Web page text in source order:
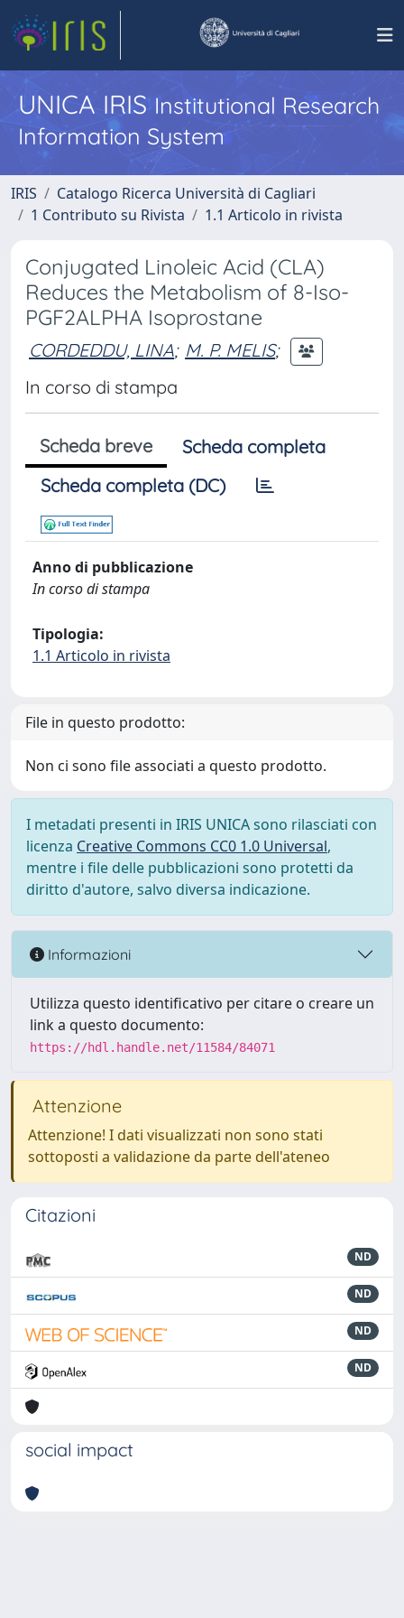
UNICA IRISInstitutional Research
Information System
IRIS
Catalogo Ricerca Università di Cagliari
1 Contributo su Rivista
1.1 Articolo in rivista
Conjugated Linoleic Acid (CLA)
Reduces the Metabolism of 8-Iso-
PGF2ALPHA Isoprostane
CORDEDDU, LINA; M. P. MELIS;
In corso di stampa
Scheda breve
Scheda completa
Scheda completa (DC)
Anno di pubblicazione
In corso di stampa
Tipologia:
1.1 Articolo in rivista
File in questo prodotto:
Non ci sono file associati a questo prodotto.
I metadati presenti in IRIS UNICA sono rilasciati con
licenza Creative Commons CC0 1.0 Universal,
mentre i file delle pubblicazioni sono protetti da
diritto d'autore, salvo diversa indicazione.
Informazioni
Utilizza questo identificativo per citare o creare un
link a questo documento:
https://hdl.handle.net/11584/84071
Attenzione
Attenzione! I dati visualizzati non sono stati
sottoposti a validazione da parte dell'ateneo
Citazioni
ND
ND
ND
ND
social impact